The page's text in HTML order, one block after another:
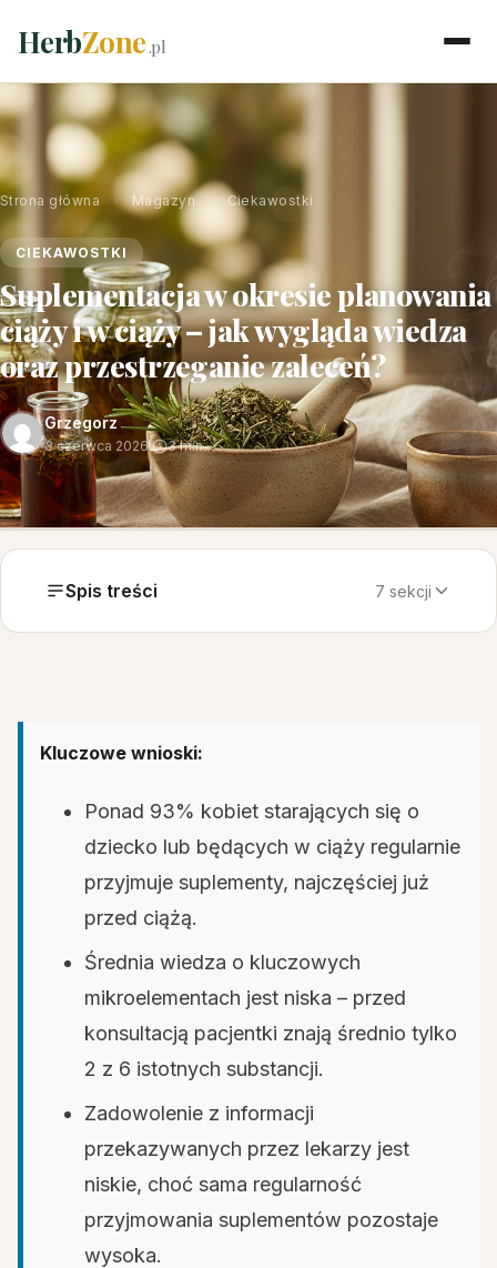
HerbZone.pl
Strona główna › Magazyn › Ciekawostki
CIEKAWOSTKI
Suplementacja w okresie planowania
ciąży i w ciąży – jak wygląda wiedza
oraz przestrzeganie zaleceń?
Grzegorz
3 czerwca 2026· 3 min
Spis treści 7 sekcji
Kluczowe wnioski:
Ponad 93% kobiet starających się o
dziecko lub będących w ciąży regularnie
przyjmuje suplementy, najczęściej już
przed ciążą.
Średnia wiedza o kluczowych
mikroelementach jest niska – przed
konsultacją pacjentki znają średnio tylko
2 z 6 istotnych substancji.
Zadowolenie z informacji
przekazywanych przez lekarzy jest
niskie, choć sama regularność
przyjmowania suplementów pozostaje
wysoka.